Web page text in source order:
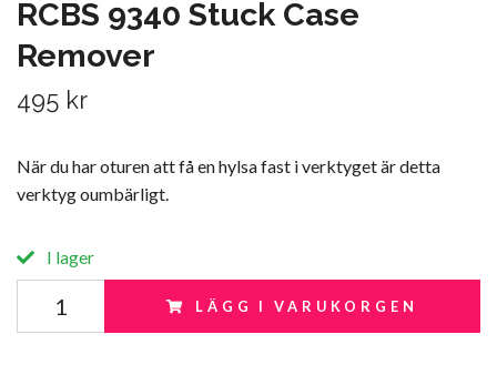
RCBS 9340 Stuck Case
Remover
495 kr
När du har oturen att få en hylsa fast i verktyget är detta
verktyg oumbärligt.
I lager
LÄGG I VARUKORGEN